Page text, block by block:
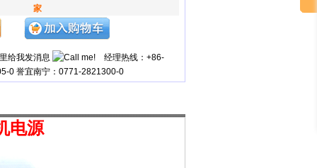
家
经理热线：+86-
0 誉宜南宁：0771-2821300-0
电源